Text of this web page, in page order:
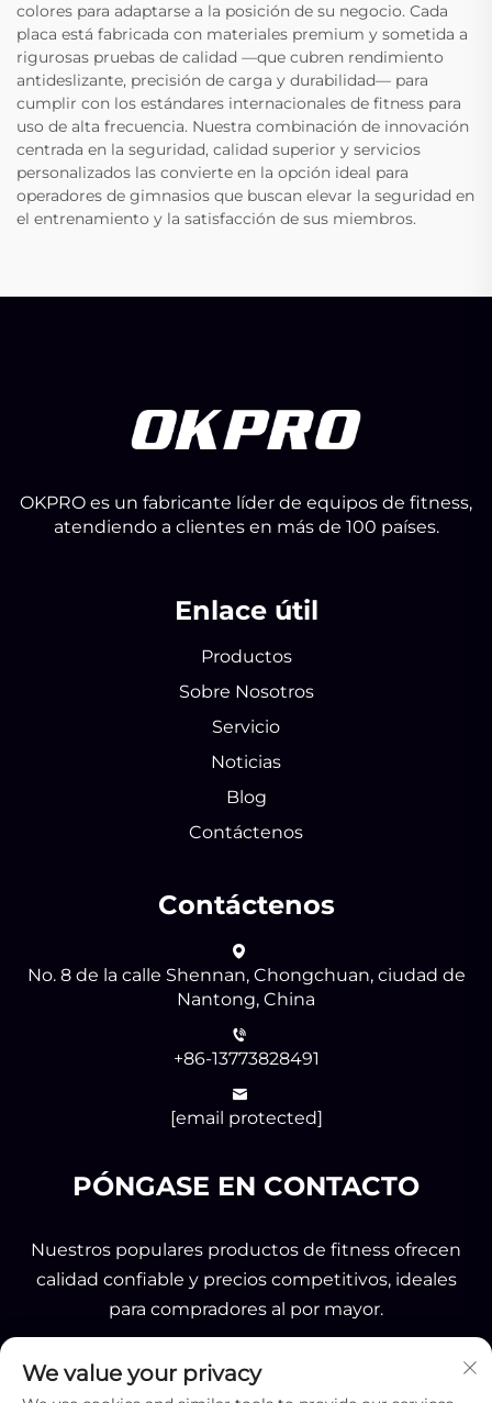
colores para adaptarse a la posición de su negocio. Cada
placa está fabricada con materiales premium y sometida a
rigurosas pruebas de calidad —que cubren rendimiento
antideslizante, precisión de carga y durabilidad— para
cumplir con los estándares internacionales de fitness para
uso de alta frecuencia. Nuestra combinación de innovación
centrada en la seguridad, calidad superior y servicios
personalizados las convierte en la opción ideal para
operadores de gimnasios que buscan elevar la seguridad en
el entrenamiento y la satisfacción de sus miembros.
OKPRO es un fabricante líder de equipos de fitness,
atendiendo a clientes en más de 100 países.
Enlace útil
Productos
Sobre Nosotros
Servicio
Noticias
Blog
Contáctenos
Contáctenos
No. 8 de la calle Shennan, Chongchuan, ciudad de
Nantong, China
+86-13773828491
[email protected]
PÓNGASE EN CONTACTO
Nuestros populares productos de fitness ofrecen
calidad confiable y precios competitivos, ideales
para compradores al por mayor.
We value your privacy